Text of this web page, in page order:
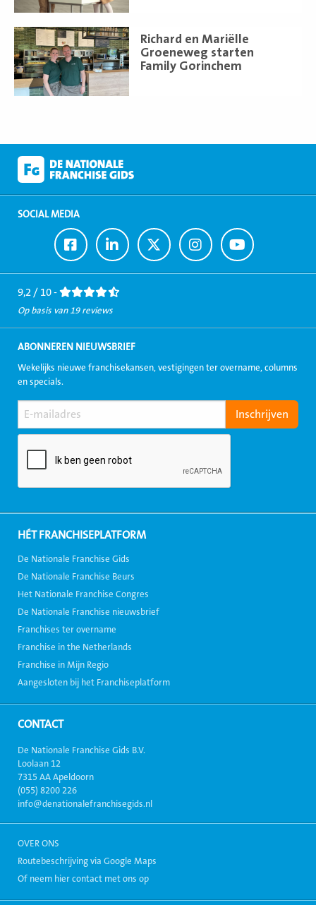
Richard en Mariëlle
Groeneweg starten
Family Gorinchem
Lees
meer
SOCIAL MEDIA
Ga
naar
Facebook
Ga
naar
LinkedIn
Ga
naar
Twitter
Ga
naar
Instagram
Ga
naar
Youtube
9,2 / 10 -
Op basis van 19 reviews
ABONNEREN NIEUWSBRIEF
Wekelijks nieuwe franchisekansen, vestigingen ter overname, columns
en specials.
HÉT FRANCHISEPLATFORM
De Nationale Franchise Gids
De Nationale Franchise Beurs
Het Nationale Franchise Congres
De Nationale Franchise nieuwsbrief
Franchises ter overname
Franchise in the Netherlands
Franchise in Mijn Regio
Aangesloten bij het Franchiseplatform
CONTACT
De Nationale Franchise Gids B.V.
Loolaan 12
7315 AA Apeldoorn
(055) 8200 226
info@denationalefranchisegids.nl
OVER ONS
Routebeschrijving via Google Maps
Of neem hier contact met ons op